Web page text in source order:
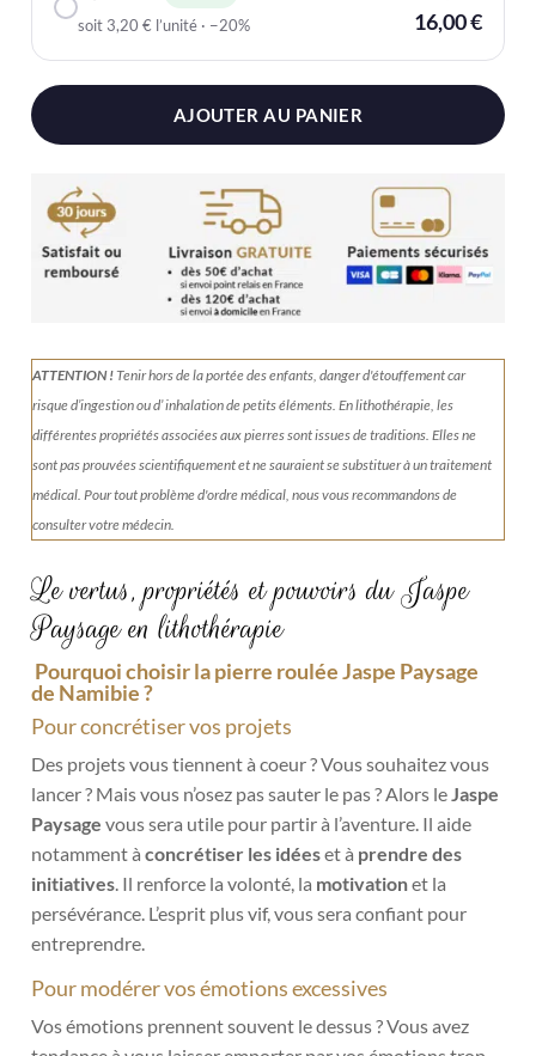
soit 3,20 € l’unité · −20% 16,00 €
AJOUTER AU PANIER
ATTENTION !Tenirhors de la portée des enfants, danger d'étouffement car
risque d’ingestion ou d’ inhalation de petits éléments.En lithothérapie, les
différentes propriétés associées aux pierres sont issues de traditions. Elles ne
sont pas prouvées scientifiquement et ne sauraient se substituer à un traitement
médical. Pour tout problème d'ordre médical, nous vous recommandons de
consulter votre médecin.
Le vertus, propriétés et pouvoirs du Jaspe
Paysage en lithothérapie
Pourquoi choisir la pierre roulée Jaspe Paysage
de Namibie ?
Pour concrétiser vos projets
Des projets vous tiennent à coeur ? Vous souhaitez vous
lancer ? Mais vous n’osez pas sauter le pas ? Alors le Jaspe
Paysagevous sera utile pour partir à l’aventure. Il aide
notamment à concrétiser les idéeset à prendre des
initiatives . Il renforce la volonté, la motivationet la
persévérance. L’esprit plus vif, vous sera confiant pour
entreprendre.
Pour modérer vos émotions excessives
Vos émotions prennent souvent le dessus ? Vous avez